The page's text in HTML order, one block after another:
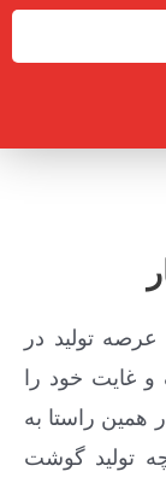
از سال ۱۳۸۸ پا به عرصه تولید در
و غایت خود را
همین راستا به
تولید گوشت